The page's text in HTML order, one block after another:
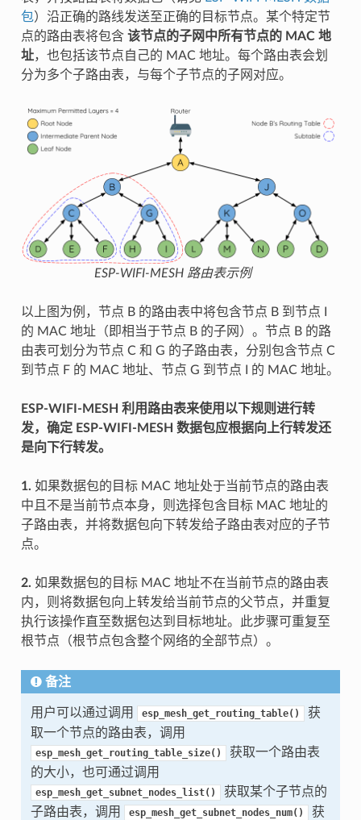
包）沿正确的路线发送至正确的目标节点。某个特定节
点的路由表将包含 该节点的子网中所有节点的 MAC 地
址，也包括该节点自己的 MAC 地址。每个路由表会划
分为多个子路由表，与每个子节点的子网对应。
ESP-WIFI-MESH 路由表示例
以上图为例，节点 B 的路由表中将包含节点 B 到节点 I
的 MAC 地址（即相当于节点 B 的子网）。节点 B 的路
由表可划分为节点 C 和 G 的子路由表，分别包含节点 C
到节点 F 的 MAC 地址、节点 G 到节点 I 的 MAC 地址。
ESP-WIFI-MESH 利用路由表来使用以下规则进行转
发，确定 ESP-WIFI-MESH 数据包应根据向上行转发还
是向下行转发。
1. 如果数据包的目标 MAC 地址处于当前节点的路由表
中且不是当前节点本身，则选择包含目标 MAC 地址的
子路由表，并将数据包向下转发给子路由表对应的子节
点。
2. 如果数据包的目标 MAC 地址不在当前节点的路由表
内，则将数据包向上转发给当前节点的父节点，并重复
执行该操作直至数据包达到目标地址。此步骤可重复至
根节点（根节点包含整个网络的全部节点）。
备注
用户可以通过调用 esp_mesh_get_routing_table()
获
取一个节点的路由表，调用
esp_mesh_get_routing_table_size()
获取一个路由表
的大小，也可通过调用
esp_mesh_get_subnet_nodes_list()
获取某个子节点的
子路由表，调用
esp_mesh_get_subnet_nodes_num()
获